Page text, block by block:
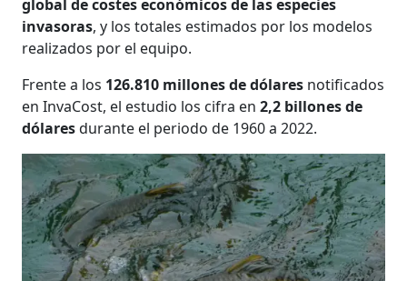
global de costes económicos de las especies
invasoras, y los totales estimados por los modelos
realizados por el equipo.
Frente a los 126.810 millones de dólares notificados
en InvaCost, el estudio los cifra en2,2 billones de
dólaresdurante el periodo de 1960 a 2022.